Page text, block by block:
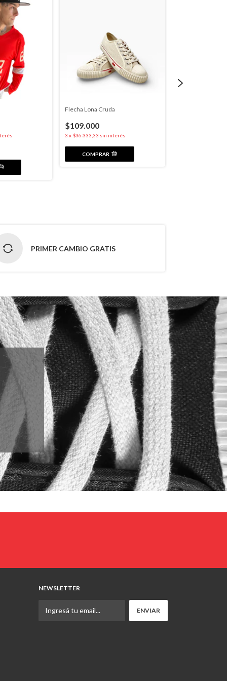
Flecha Lona Cruda
$109.000
3 x $36.333,33 sin interés
COMPRAR
PRIMER CAMBIO GRATIS
NEWSLETTER